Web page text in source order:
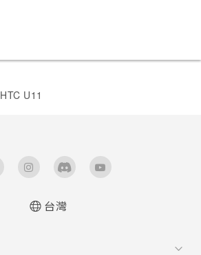
HTC U11
台灣